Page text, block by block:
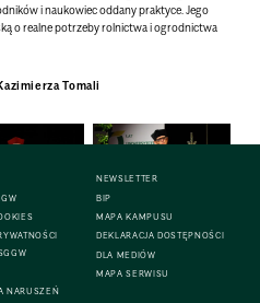
i naukowiec oddany praktyce. Jego
o realne potrzeby rolnictwa i ogrodnictwa
Tomali
NARUSZEŃ
NEWSLETTER
BIP
MAPA KAMPUSU
DEKLARACJA DOSTĘPNOŚCI
DLA MEDIÓW
MAPA SERWISU